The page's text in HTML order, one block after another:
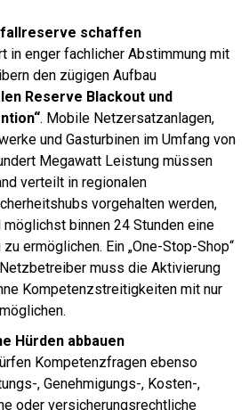
schaffen
in enger fachlicher Abstimmung mit
den zügigen Aufbau
Reserve Blackout und
. Mobile Netzersatzanlagen,
und Gasturbinen im Umfang von
Megawatt Leistung müssen
verteilt in regionalen
vorgehalten werden,
binnen 24 Stunden eine
ermöglichen. Ein „One-Stop-Shop“
muss die Aktivierung
Kompetenzstreitigkeiten mit nur
Hürden abbauen
Kompetenzfragen ebenso
, Genehmigungs-, Kosten-,
oder versicherungsrechtliche